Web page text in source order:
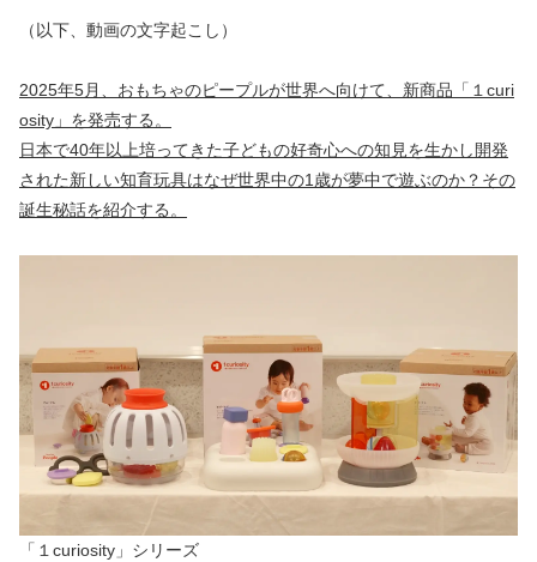
（以下、動画の文字起こし）
2025年5月、おもちゃのピープルが世界へ向けて、新商品「１curi
osity」を発売する。
日本で40年以上培ってきた子どもの好奇心への知見を生かし開発
された新しい知育玩具はなぜ世界中の1歳が夢中で遊ぶのか？その
誕生秘話を紹介する。
「１curiosity」シリーズ